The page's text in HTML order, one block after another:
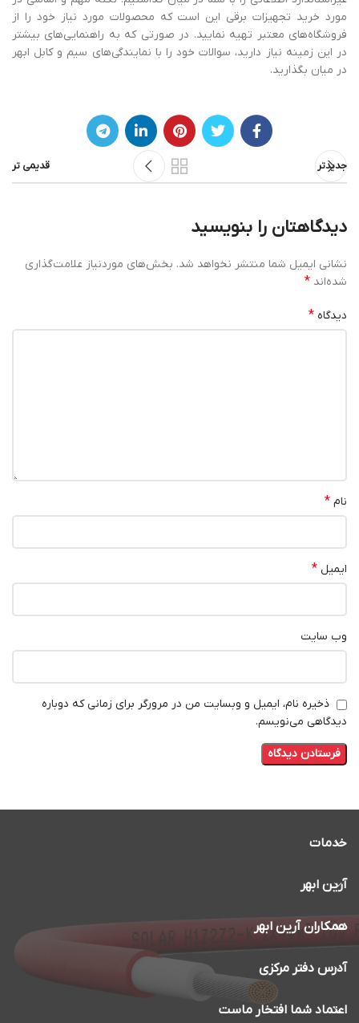
مورد خرید تجهیزات برقی این است که محصولات مورد نیاز خود را از
فروشگاه‌های معتبر تهیه نمایید. در صورتی ‌که به راهنمایی‌های بیشتر
در این زمینه نیاز دارید، سوالات خود را با نمایندگی‌های سیم و کابل ابهر
در میان بگذارید.
جدیدتر قدیمی تر
دیدگاهتان را بنویسید
نشانی ایمیل شما منتشر نخواهد شد. بخش‌های موردنیاز علامت‌گذاری
شده‌اند *
دیدگاه *
نام *
ایمیل *
وب‌ سایت
ذخیره نام، ایمیل و وبسایت من در مرورگر برای زمانی که دوباره
دیدگاهی می‌نویسم.
خدمات
آرین ابهر
همکاران آرین ابهر
آدرس دفتر مرکزی
اعتماد شما افتخار ماست